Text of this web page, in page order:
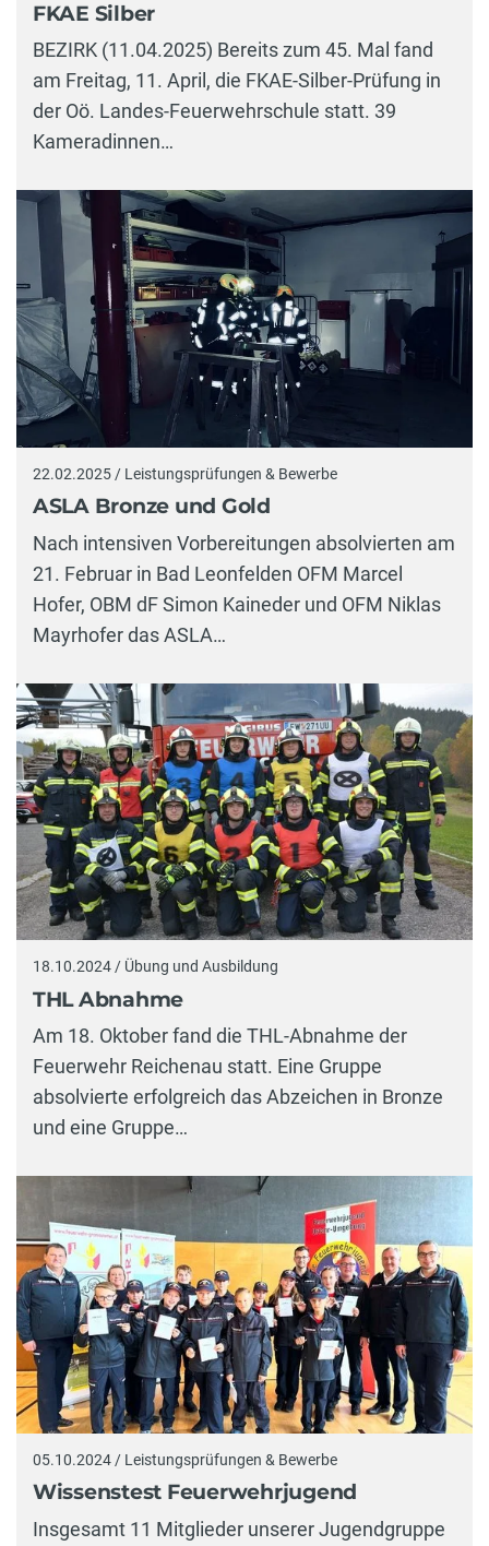
FKAE Silber
BEZIRK (11.04.2025) Bereits zum 45. Mal fand
am Freitag, 11. April, die FKAE-Silber-Prüfung in
der Oö. Landes-Feuerwehrschule statt. 39
Kameradinnen…
22.02.2025 / Leistungsprüfungen & Bewerbe
ASLA Bronze und Gold
Nach intensiven Vorbereitungen absolvierten am
21. Februar in Bad Leonfelden OFM Marcel
Hofer, OBM dF Simon Kaineder und OFM Niklas
Mayrhofer das ASLA…
18.10.2024 / Übung und Ausbildung
THL Abnahme
Am 18. Oktober fand die THL-Abnahme der
Feuerwehr Reichenau statt. Eine Gruppe
absolvierte erfolgreich das Abzeichen in Bronze
und eine Gruppe…
05.10.2024 / Leistungsprüfungen & Bewerbe
Wissenstest Feuerwehrjugend
Insgesamt 11 Mitglieder unserer Jugendgruppe